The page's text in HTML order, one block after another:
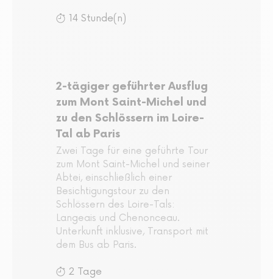
14 Stunde(n)
2-tägiger geführter Ausflug
zum Mont Saint-Michel und
zu den Schlössern im Loire-
Tal ab Paris
Zwei Tage für eine geführte Tour
zum Mont Saint-Michel und seiner
Abtei, einschließlich einer
Besichtigungstour zu den
Schlössern des Loire-Tals:
Langeais und Chenonceau.
Unterkunft inklusive, Transport mit
dem Bus ab Paris.
2 Tage